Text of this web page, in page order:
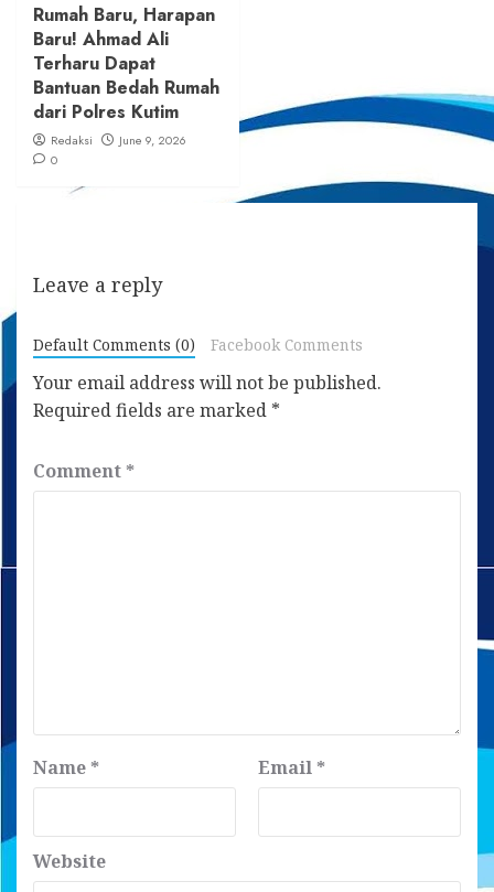
Rumah Baru, Harapan
Baru! Ahmad Ali
Terharu Dapat
Bantuan Bedah Rumah
dari Polres Kutim
Redaksi
June 9, 2026
0
Leave a reply
Default Comments (0) Facebook Comments
Your email address will not be published.
Required fields are marked *
Comment *
Name * Email *
Website